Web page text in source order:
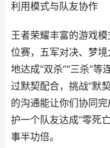
利用模式与队友协作
王者荣耀丰富的游戏
位赛，五军对决、梦
地达成“双杀”“三杀”
过默契配合，挑战“默
的沟通能让你们协同
护一个队友达成“零死
事半功倍。